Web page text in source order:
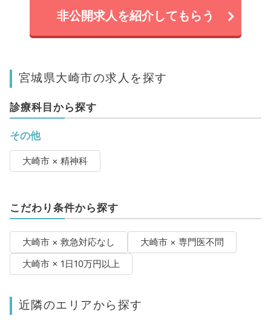
非公開求人を紹介してもらう
宮城県大崎市の求人を探す
診療科目から探す
その他
大崎市 × 精神科
こだわり条件から探す
大崎市 × 救急対応なし
大崎市 × 専門医不問
大崎市 × 1日10万円以上
近隣のエリアから探す